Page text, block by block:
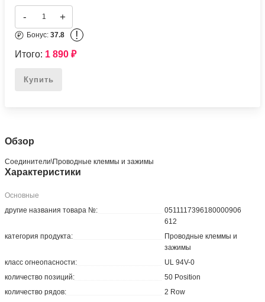
- +
Бонус:37.8 !
Итого: 1 890₽
Купить
Обзор
Соединители\Проводные клеммы и зажимы
Характеристики
Основные
другие названия товара №:
0511117396180000906
612
категория продукта:
Проводные клеммы и
зажимы
класс огнеопасности:
UL 94V-0
количество позиций:
50 Position
количество рядов:
2 Row